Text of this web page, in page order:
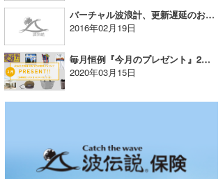
バーチャル波浪計、更新遅延のお詫びとお知らせ
2016年02月19日
毎月恒例『今月のプレゼント』2月度当選者発表！
2020年03月15日
ゴン
米山予報士
wanda
予報士 hiro.
Mr.K